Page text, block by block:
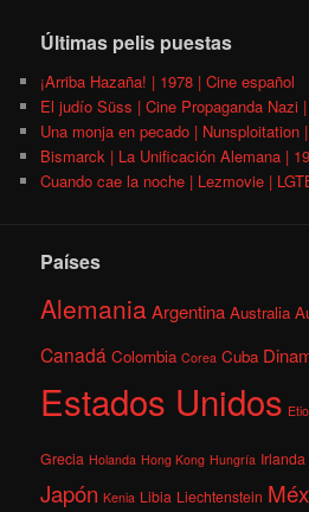
Últimas pelis puestas
¡Arriba Hazaña! | 1978 | Cine español
El judío Süss | Cine Propaganda Nazi
Una monja en pecado | Nunsploitation
Bismarck | La Unificación Alemana |
Cuando cae la noche | Lezmovie |
Países
AlemaniaArgentina Australia
Canadá Colombia Corea Cuba
Estados Unidos
Grecia Holanda Hong Kong Hungría Irlanda
Japón Kenia Libia Liechtenstein